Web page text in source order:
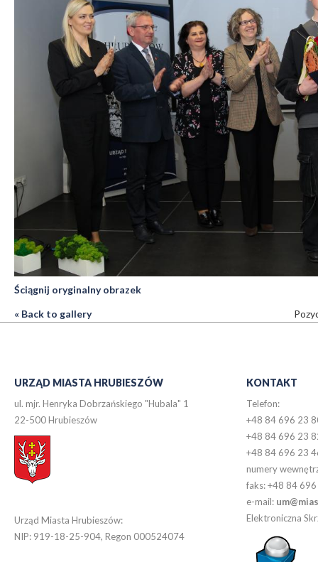
Ściągnij oryginalny obrazek
« Back to gallery
URZĄD MIASTA HRUBIESZÓW
ul. mjr. Henryka Dobrzańskiego "Hubala" 1
22-500 Hrubieszów
Urząd Miasta Hrubieszów:
NIP: 919-18-25-904, Regon 000524074
KONTAKT
Telefon:
+48 84 696 23
+48 84 696 23
+48 84 696 23
numery
faks: +48 84
e-mail:
Elektroniczna